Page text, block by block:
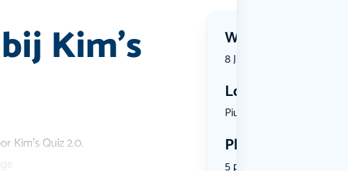
Kim’s Wanneer?
8 July 2026 | 19:00
Locatie
Piusplein ...
Plekken
5 plekken beschikbaar
Kim’s Quiz 2.0.